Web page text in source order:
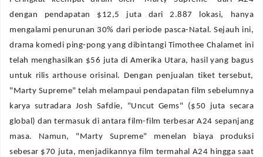
dengan pendapatan $12,5 juta dari 2.887 lokasi, hanya
mengalami penurunan 30% dari periode pasca-Natal. Sejauh ini,
drama komedi ping-pong yang dibintangi Timothee Chalamet ini
telah menghasilkan $56 juta di Amerika Utara, hasil yang bagus
untuk rilis arthouse orisinal. Dengan penjualan tiket tersebut,
"Marty Supreme" telah melampaui pendapatan film sebelumnya
karya sutradara Josh Safdie, "Uncut Gems" ($50 juta secara
global) dan termasuk di antara film-film terbesar A24 sepanjang
masa. Namun, "Marty Supreme" menelan biaya produksi
sebesar $70 juta, menjadikannya film termahal A24 hingga saat